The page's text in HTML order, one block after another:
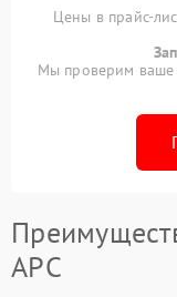
Цены в прайс-
Мы проверим ваше
APC